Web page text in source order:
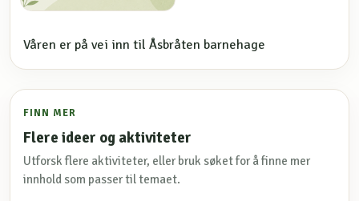
Våren er på vei inn til Åsbråten barnehage
FINN MER
Flere ideer og aktiviteter
Utforsk flere aktiviteter, eller bruk søket for å finne mer
innhold som passer til temaet.